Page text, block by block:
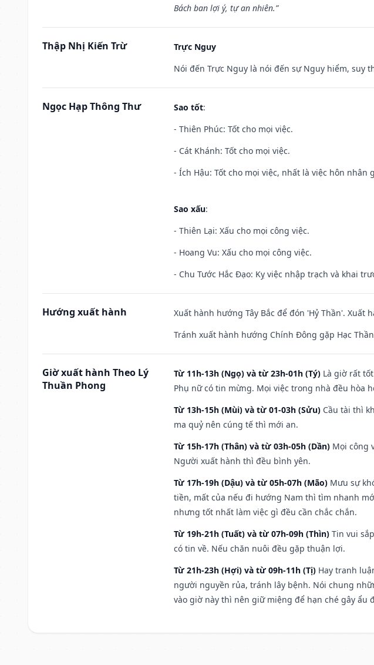
Bách ban lợi ý, tự an nhiên.”
Thập Nhị Kiến Trừ
Trực Nguy
Nói đến Trực Nguy là nói đến sự Nguy hiểm, suy
Ngọc Hạp Thông Thư Sao tốt:
- Thiên Phúc: Tốt cho mọi việc.
- Cát Khánh: Tốt cho mọi việc.
- Ích Hậu: Tốt cho mọi việc, nhất là việc hôn nhân
Sao xấu:
- Thiên Lại: Xấu cho mọi công việc.
- Hoang Vu: Xấu cho mọi công việc.
- Chu Tước Hắc Đạo: Kỵ việc nhập trạch và khai
Hướng xuất hành
Xuất hành hướng Tây Bắc để đón 'Hỷ Thần'. Xuất
Tránh xuất hành hướng Chính Đông gặp Hạc
Giờ xuất hành Theo Lý
Thuần Phong
Từ 11h-13h (Ngọ) và từ 23h-01h (Tý) Là giờ rất
Phụ nữ có tin mừng. Mọi việc trong nhà đều hòa
Từ 13h-15h (Mùi) và từ 01-03h (Sửu) Cầu tài thì
ma quỷ nên cúng tế thì mới an.
Từ 15h-17h (Thân) và từ 03h-05h (Dần) Mọi công
Người xuất hành thì đều bình yên.
Từ 17h-19h (Dậu) và từ 05h-07h (Mão) Mưu sự
tiền, mất của nếu đi hướng Nam thì tìm nhanh
nhưng tốt nhất làm việc gì đều cần chắc chắn.
Từ 19h-21h (Tuất) và từ 07h-09h (Thìn) Tin vui
có tin về. Nếu chăn nuôi đều gặp thuận lợi.
Từ 21h-23h (Hợi) và từ 09h-11h (Tị) Hay tranh
người nguyền rủa, tránh lây bệnh. Nói chung
vào giờ này thì nên giữ miệng để hạn ché gây ẩu